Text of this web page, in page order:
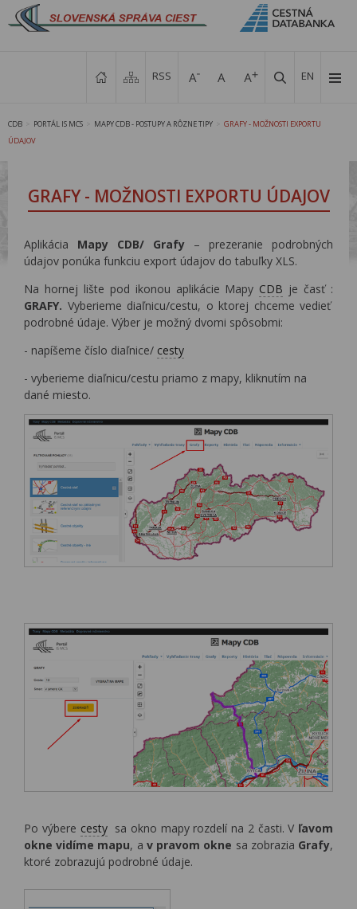
EN
RSS
CDB PORTÁL IS MCS MAPY CDB - POSTUPY A RÔZNE TIPY
GRAFY - MOŽNOSTI EXPORTU
ÚDAJOV
GRAFY - MOŽNOSTI EXPORTU ÚDAJOV
Aplikácia Mapy CDB/ Grafy – prezeranie podrobných
údajov ponúka funkciu export údajov do tabuľky XLS.
Na hornej lište pod ikonou aplikácie Mapy CDB je časť :
GRAFY. Vyberieme diaľnicu/cestu, o ktorej chceme vedieť
podrobné údaje. Výber je možný dvomi spôsobmi:
- napíšeme číslo diaľnice/ cesty
- vyberieme diaľnicu/cestu priamo z mapy, kliknutím na
dané miesto.
Po výbere cestysa okno mapy rozdelí na 2 časti. V ľavom
okne vidíme mapu, a v pravom okne sa zobrazia Grafy,
ktoré zobrazujú podrobné údaje.